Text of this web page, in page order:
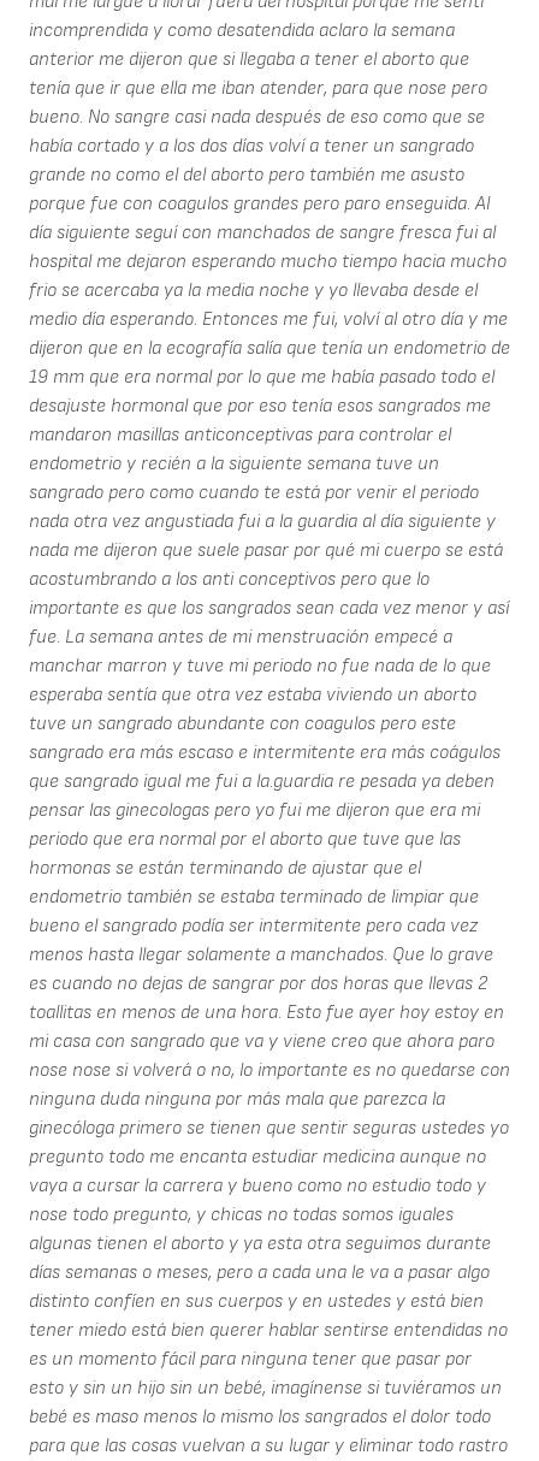
incomprendida y como desatendida aclaro la semana
anterior me dijeron que si llegaba a tener el aborto que
tenía que ir que ella me iban atender, para que nose pero
bueno. No sangre casi nada después de eso como que se
había cortado y a los dos días volví a tener un sangrado
grande no como el del aborto pero también me asusto
porque fue con coagulos grandes pero paro enseguida. Al
día siguiente seguí con manchados de sangre fresca fui al
hospital me dejaron esperando mucho tiempo hacia mucho
frio se acercaba ya la media noche y yo llevaba desde el
medio día esperando. Entonces me fui, volví al otro día y me
dijeron que en la ecografía salía que tenía un endometrio de
19 mm que era normal por lo que me había pasado todo el
desajuste hormonal que por eso tenía esos sangrados me
mandaron masillas anticonceptivas para controlar el
endometrio y recién a la siguiente semana tuve un
sangrado pero como cuando te está por venir el periodo
nada otra vez angustiada fui a la guardia al día siguiente y
nada me dijeron que suele pasar por qué mi cuerpo se está
acostumbrando a los anti conceptivos pero que lo
importante es que los sangrados sean cada vez menor y así
fue. La semana antes de mi menstruación empecé a
manchar marron y tuve mi periodo no fue nada de lo que
esperaba sentía que otra vez estaba viviendo un aborto
tuve un sangrado abundante con coagulos pero este
sangrado era más escaso e intermitente era más coágulos
que sangrado igual me fui a la.guardia re pesada ya deben
pensar las ginecologas pero yo fui me dijeron que era mi
periodo que era normal por el aborto que tuve que las
hormonas se están terminando de ajustar que el
endometrio también se estaba terminado de limpiar que
bueno el sangrado podía ser intermitente pero cada vez
menos hasta llegar solamente a manchados. Que lo grave
es cuando no dejas de sangrar por dos horas que llevas 2
toallitas en menos de una hora. Esto fue ayer hoy estoy en
mi casa con sangrado que va y viene creo que ahora paro
nose nose si volverá o no, lo importante es no quedarse con
ninguna duda ninguna por más mala que parezca la
ginecóloga primero se tienen que sentir seguras ustedes yo
pregunto todo me encanta estudiar medicina aunque no
vaya a cursar la carrera y bueno como no estudio todo y
nose todo pregunto, y chicas no todas somos iguales
algunas tienen el aborto y ya esta otra seguimos durante
días semanas o meses, pero a cada una le va a pasar algo
distinto confíen en sus cuerpos y en ustedes y está bien
tener miedo está bien querer hablar sentirse entendidas no
es un momento fácil para ninguna tener que pasar por
esto y sin un hijo sin un bebé, imagínense si tuviéramos un
bebé es maso menos lo mismo los sangrados el dolor todo
para que las cosas vuelvan a su lugar y eliminar todo rastro